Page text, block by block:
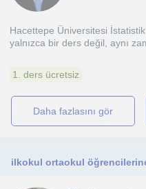
Hacettepe Üniversitesi
yalnızca bir ders değil, aynı
1. ders ücretsiz
daha fazlasını gör
ilkokul ortaokul